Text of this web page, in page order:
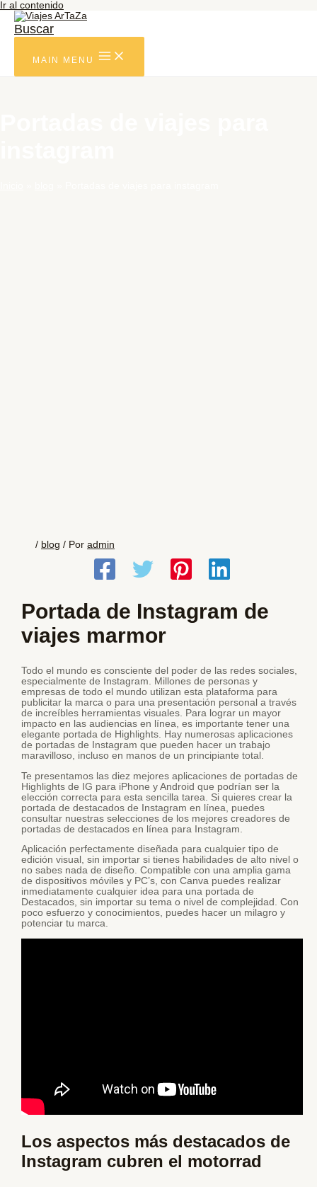
Ir al contenido
Buscar
MAIN MENU
/ blog / Por admin
Portada de Instagram de
viajes marmor
Todo el mundo es consciente del poder de las redes sociales,
especialmente de Instagram. Millones de personas y
empresas de todo el mundo utilizan esta plataforma para
publicitar la marca o para una presentación personal a través
de increíbles herramientas visuales. Para lograr un mayor
impacto en las audiencias en línea, es importante tener una
elegante portada de Highlights. Hay numerosas aplicaciones
de portadas de Instagram que pueden hacer un trabajo
maravilloso, incluso en manos de un principiante total.
Te presentamos las diez mejores aplicaciones de portadas de
Highlights de IG para iPhone y Android que podrían ser la
elección correcta para esta sencilla tarea. Si quieres crear la
portada de destacados de Instagram en línea, puedes
consultar nuestras selecciones de los mejores creadores de
portadas de destacados en línea para Instagram.
Aplicación perfectamente diseñada para cualquier tipo de
edición visual, sin importar si tienes habilidades de alto nivel o
no sabes nada de diseño. Compatible con una amplia gama
de dispositivos móviles y PC’s, con Canva puedes realizar
inmediatamente cualquier idea para una portada de
Destacados, sin importar su tema o nivel de complejidad. Con
poco esfuerzo y conocimientos, puedes hacer un milagro y
potenciar tu marca.
Los aspectos más destacados de
Instagram cubren el motorrad